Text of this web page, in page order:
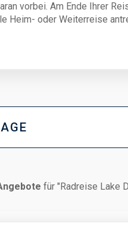
vorbei. Am Ende Ihrer
Heim- oder Weiterreise
für "Radreise Lake